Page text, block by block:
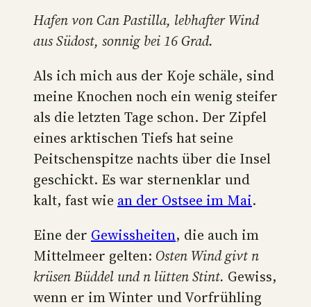
Hafen von Can Pastilla, lebhafter Wind
aus Südost, sonnig bei 16 Grad.
Als ich mich aus der Koje schäle, sind
meine Knochen noch ein wenig steifer
als die letzten Tage schon. Der Zipfel
eines arktischen Tiefs hat seine
Peitschenspitze nachts über die Insel
geschickt. Es war sternenklar und
kalt, fast wie an der Ostsee im Mai.
Eine der Gewissheiten, die auch im
Mittelmeer gelten: Osten Wind givt n
krüsen Büddel und n lütten Stint. Gewiss,
wenn er im Winter und Vorfrühling